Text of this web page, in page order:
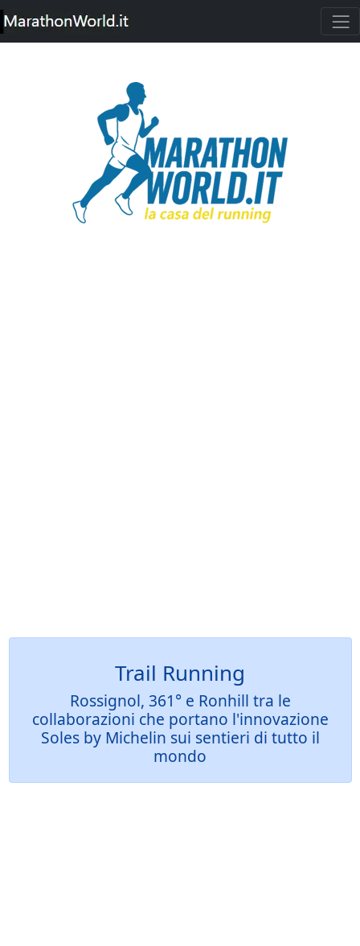
Trail Running
Rossignol, 361° e Ronhill tra le
collaborazioni che portano l'innovazione
Soles by Michelin sui sentieri di tutto il
mondo